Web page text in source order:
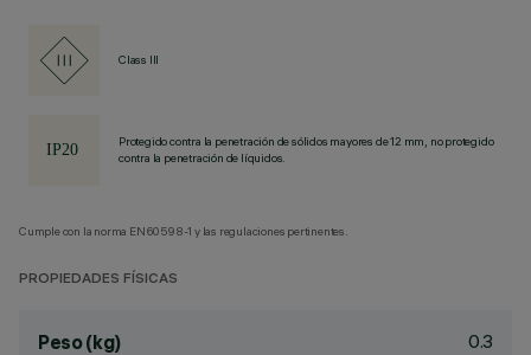
Class III
Protegido contra la penetración de sólidos mayores de 12 mm, no protegido
contra la penetración de líquidos.
Cumple con la norma EN60598-1 y las regulaciones pertinentes.
PROPIEDADES FÍSICAS
Peso (kg) 0.3